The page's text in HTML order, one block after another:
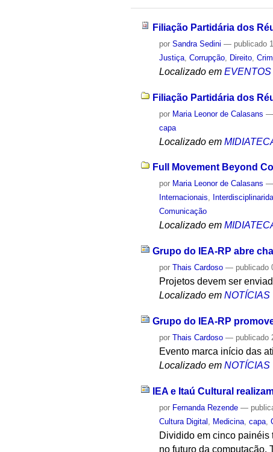
Filiação Partidária dos
porSandra Sedini — publicado
Justiça ,Corrupção Direito ,
Localizado em EVENTOS
Filiação Partidária dos
por Maria Leonor de Calasans —
capa
Localizado em
Full Movement Beyond
por Maria Leonor de Calasans —
Internacionais,
Comunicação
Localizado em
Grupo do IEA-RP abre
porThais Cardoso — publicado
Projetos devem ser
Localizado em NOTÍCIAS
Grupo do IEA-RP
porThais Cardoso — publicado
Evento marca início das
Localizado em NOTÍCIAS
IEA e Itaú Cultural
por Fernanda Rezende —
Cultura Digital
Medicina ,capa ,
Dividido em cinco painéis
no futuro da computação.